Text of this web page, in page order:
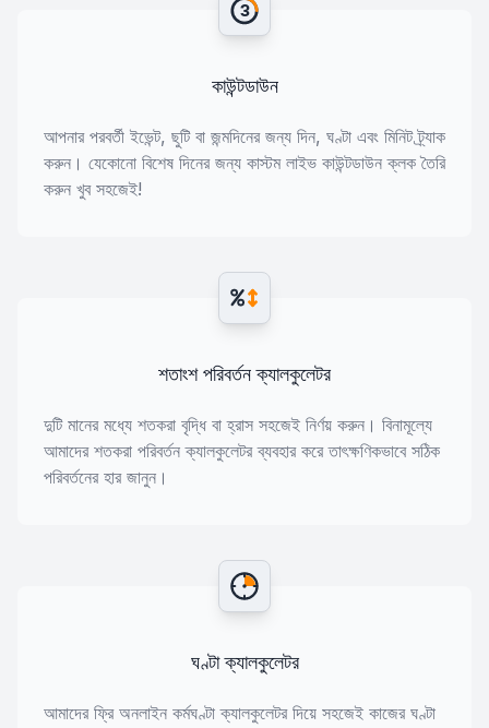
3
কাউন্টডাউন
আপনার পরবর্তী ইভেন্ট, ছুটি বা জন্মদিনের জন্য দিন, ঘণ্টা এবং মিনিট ট্র্যাক
করুন। যেকোনো বিশেষ দিনের জন্য কাস্টম লাইভ কাউন্টডাউন ক্লক তৈরি
করুন খুব সহজেই!
শতাংশ পরিবর্তন ক্যালকুলেটর
দুটি মানের মধ্যে শতকরা বৃদ্ধি বা হ্রাস সহজেই নির্ণয় করুন। বিনামূল্যে
আমাদের শতকরা পরিবর্তন ক্যালকুলেটর ব্যবহার করে তাৎক্ষণিকভাবে সঠিক
পরিবর্তনের হার জানুন।
ঘণ্টা ক্যালকুলেটর
আমাদের ফ্রি অনলাইন কর্মঘণ্টা ক্যালকুলেটর দিয়ে সহজেই কাজের ঘণ্টা